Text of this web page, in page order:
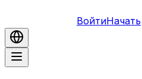
ВойтиНачать